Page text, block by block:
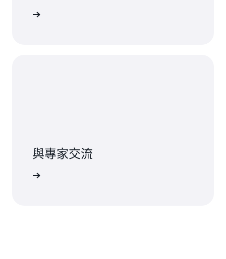
與專家交流